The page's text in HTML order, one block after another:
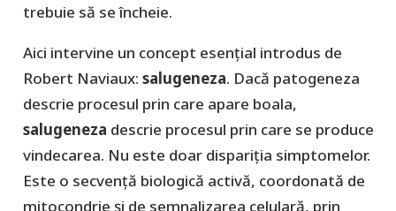
trebuie să se încheie.
Aici intervine un concept esențial introdus de
Robert Naviaux: salugeneza. Dacă patogeneza
descrie procesul prin care apare boala,
salugeneza descrie procesul prin care se produce
vindecarea. Nu este doar dispariția simptomelor.
Este o secvență biologică activă, coordonată de
mitocondrie și de semnalizarea celulară, prin